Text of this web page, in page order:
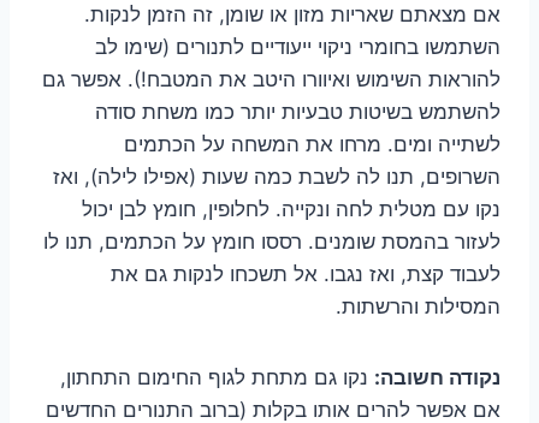
אם מצאתם שאריות מזון או שומן, זה הזמן לנקות.
השתמשו בחומרי ניקוי ייעודיים לתנורים (שימו לב
להוראות השימוש ואיוורו היטב את המטבח!). אפשר גם
להשתמש בשיטות טבעיות יותר כמו משחת סודה
לשתייה ומים. מרחו את המשחה על הכתמים
השרופים, תנו לה לשבת כמה שעות (אפילו לילה), ואז
נקו עם מטלית לחה ונקייה. לחלופין, חומץ לבן יכול
לעזור בהמסת שומנים. רססו חומץ על הכתמים, תנו לו
לעבוד קצת, ואז נגבו. אל תשכחו לנקות גם את
המסילות והרשתות.
נקודה חשובה: נקו גם מתחת לגוף החימום התחתון,
אם אפשר להרים אותו בקלות (ברוב התנורים החדשים